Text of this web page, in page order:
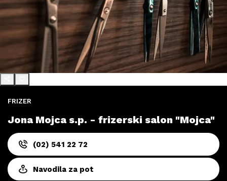
FRIZER
Jona Mojca s.p. - frizerski salon "Mojca"
(02) 541 22 72
Navodila za pot